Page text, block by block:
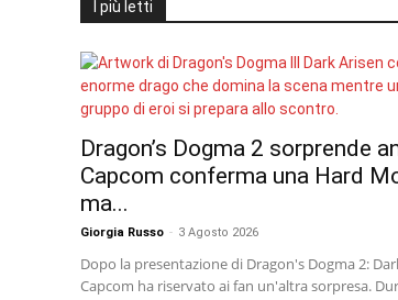
I più letti
Dragon’s Dogma 2 sorprende
Capcom conferma una Hard
ma...
Giorgia Russo - 3 Agosto 2026
Dopo la presentazione di Dragon's Dogma 2:
Capcom ha riservato ai fan un'altra sorpresa.